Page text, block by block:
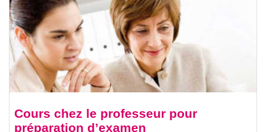
Cours chez le professeur pour
préparation d’examen